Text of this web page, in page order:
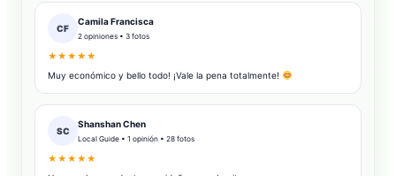
CF
Camila Francisca
2 opiniones • 3 fotos
★★★★★
Muy económico y bello todo! ¡Vale la pena totalmente!
SC
Shanshan Chen
Local Guide • 1 opinión • 28 fotos
★★★★★